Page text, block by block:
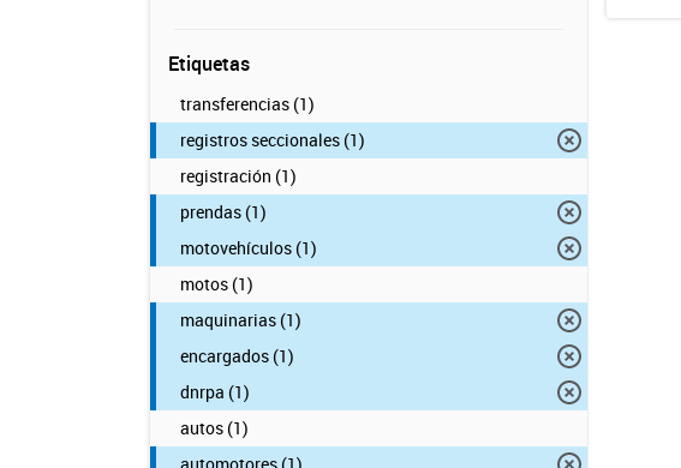
Etiquetas
transferencias (1)
registros seccionales (1)
registración (1)
prendas (1)
motovehículos (1)
motos (1)
maquinarias (1)
encargados (1)
dnrpa (1)
autos (1)